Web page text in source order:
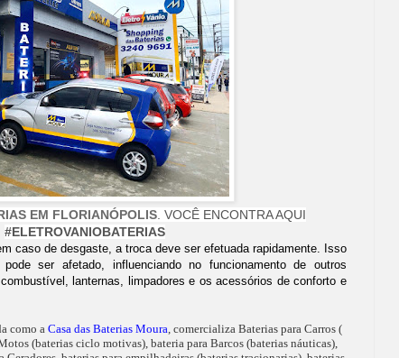
EM FLORIANÓPOLIS . VOCÊ ENCONTRA AQUI
#ELETROVANIOBATERIAS
caso de desgaste, a troca deve ser efetuada rapidamente. Isso
ser afetado, influenciando no funcionamento de outros
lanternas, limpadores e os acessórios de conforto e
como a Casa das Baterias Moura , comercializa Baterias para Carros (
(baterias ciclo motivas), bateria para Barcos (baterias náuticas),